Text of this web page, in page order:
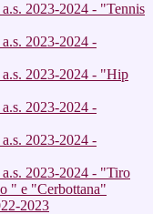
2023-2024 - "Tennis
2023-2024 -
2023-2024 - "Hip
2023-2024 -
2023-2024 -
2023-2024 - "Tiro
" e "Cerbottana"
2023